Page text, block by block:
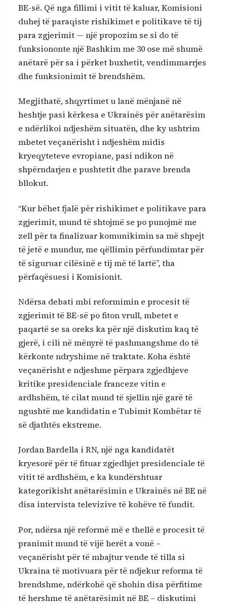
BE-së. Që nga fillimi i vitit të kaluar, Komisioni
duhej të paraqiste rishikimet e politikave të tij
para zgjerimit — një propozim se si do të
funksiononte një Bashkim me 30 ose më shumë
anëtarë për sa i përket buxhetit, vendimmarrjes
dhe funksionimit të brendshëm.
Megjithatë, shqyrtimet u lanë mënjanë në
heshtje pasi kërkesa e Ukrainës për anëtarësim
e ndërlikoi ndjeshëm situatën, dhe ky ushtrim
mbetet veçanërisht i ndjeshëm midis
kryeqyteteve evropiane, pasi ndikon në
shpërndarjen e pushtetit dhe parave brenda
bllokut.
“Kur bëhet fjalë për rishikimet e politikave para
zgjerimit, mund të shtojmë se po punojmë me
zell për ta finalizuar komunikimin sa më shpejt
të jetë e mundur, me qëllimin përfundimtar për
të siguruar cilësinë e tij më të lartë”, tha
përfaqësuesi i Komisionit.
Ndërsa debati mbi reformimin e procesit të
zgjerimit të BE-së po fiton vrull, mbetet e
paqartë se sa oreks ka për një diskutim kaq të
gjerë, i cili në mënyrë të pashmangshme do të
kërkonte ndryshime në traktate. Koha është
veçanërisht e ndjeshme përpara zgjedhjeve
kritike presidenciale franceze vitin e
ardhshëm, të cilat mund të sjellin një garë të
ngushtë me kandidatin e Tubimit Kombëtar të
së djathtës ekstreme.
Jordan Bardella i RN, një nga kandidatët
kryesorë për të fituar zgjedhjet presidenciale të
vitit të ardhshëm, e ka kundërshtuar
kategorikisht anëtarësimin e Ukrainës në BE në
disa intervista televizive të kohëve të fundit.
Por, ndërsa një reformë më e thellë e procesit të
pranimit mund të vijë herët a vonë –
veçanërisht për të mbajtur vende të tilla si
Ukraina të motivuara për të ndjekur reforma të
brendshme, ndërkohë që shohin disa përfitime
të hershme të anëtarësimit në BE – diskutimi